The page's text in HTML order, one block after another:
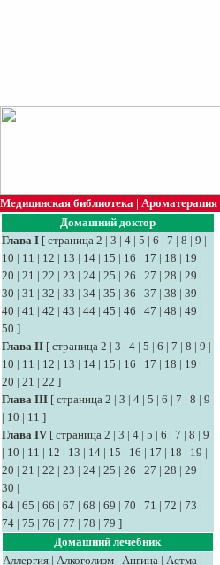
Медицинская библиотека | Ароматерапия
Домашний доктор
Глава I [ страница 2 | 3 | 4 | 5 | 6 | 7 | 8 | 9 |
10 | 11 | 12 | 13 | 14 | 15 | 16 | 17 | 18 | 19 |
20 | 21 | 22 | 23 | 24 | 25 | 26 | 27 | 28 | 29 |
30 | 31 | 32 | 33 | 34 | 35 | 36 | 37 | 38 | 39 |
40 | 41 | 42 | 43 | 44 | 45 | 46 | 47 | 48 | 49 |
50 ]
Глава II [ страница 2 | 3 | 4 | 5 | 6 | 7 | 8 | 9 |
10 | 11 | 12 | 13 | 14 | 15 | 16 | 17 | 18 | 19 |
20 | 21 | 22 ]
Глава III [ страница 2 | 3 | 4 | 5 | 6 | 7 | 8 | 9
| 10 | 11 ]
Глава IV [ страница 2 | 3 | 4 | 5 | 6 | 7 | 8 | 9
| 10 | 11 | 12 | 13 | 14 | 15 | 16 | 17 | 18 | 19 |
20 | 21 | 22 | 23 | 24 | 25 | 26 | 27 | 28 | 29 |
30 |
64 | 65 | 66 | 67 | 68 | 69 | 70 | 71 | 72 | 73 |
74 | 75 | 76 | 77 | 78 | 79 ]
Домашний лечебник
Аллергия | Алкоголизм | Ангина | Астма |